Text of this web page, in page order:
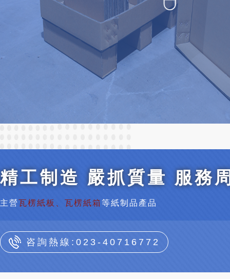
精工制造 嚴抓質量 服務
主營瓦楞紙板、瓦楞紙箱等紙制品產品
咨詢熱線:023-40716772